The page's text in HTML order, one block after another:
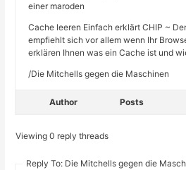
einer maroden
Cache leeren Einfach erklärt CHIP ~
empfiehlt sich vor allem wenn Ihr
erklären Ihnen was ein Cache ist und
/Die Mitchells gegen die Maschinen
Author Posts
Viewing 0 reply threads
Reply To: Die Mitchells gegen die